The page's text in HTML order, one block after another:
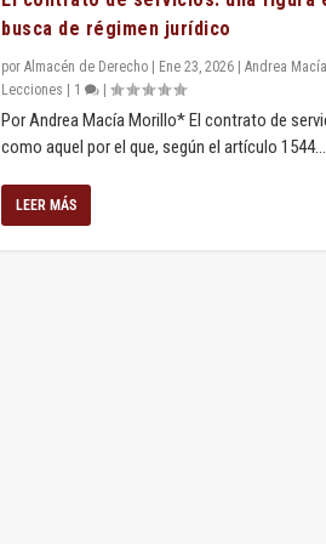
busca de régimen jurídico
por Almacén de Derecho Ene 23, 2026 Andrea Macía
Lecciones
1
Por Andrea Macía Morillo* El contrato de
como aquel por el que, según el artículo 1544...
LEER MÁS